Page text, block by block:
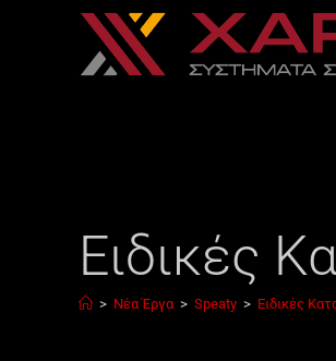
Ειδικές
> Νέα Έργα > Speaty > Ειδικές